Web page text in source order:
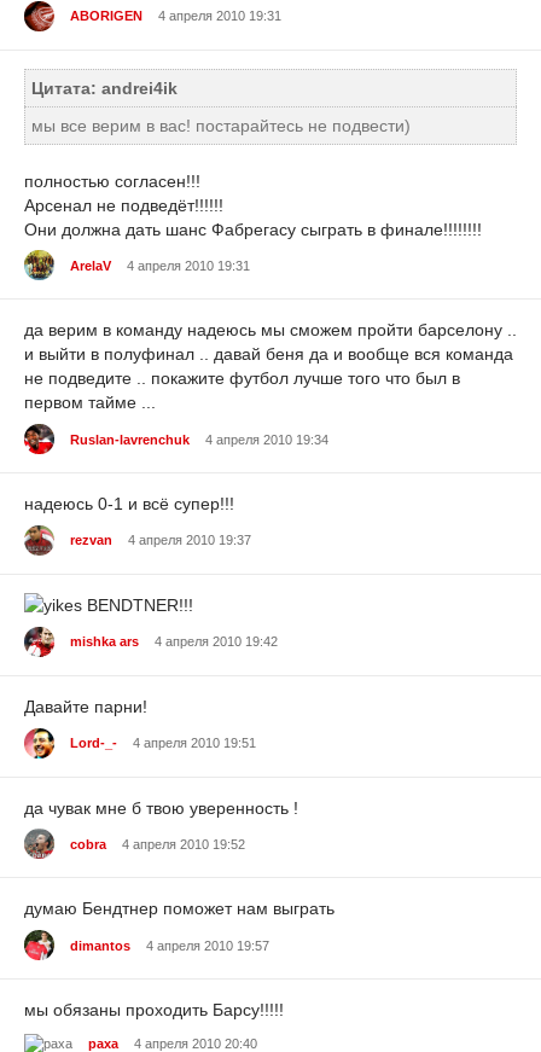
ABORIGEN 4 апреля 2010 19:31
Цитата: andrei4ik
мы все верим в вас! постарайтесь не подвести)
полностью согласен!!!
Арсенал не подведёт!!!!!!
Они должна дать шанс Фабрегасу сыграть в финале!!!!!!!!
ArelaV 4 апреля 2010 19:31
да верим в команду надеюсь мы сможем пройти барселону ..
и выйти в полуфинал .. давай беня да и вообще вся команда
не подведите .. покажите футбол лучше того что был в
первом тайме ...
Ruslan-lavrenchuk 4 апреля 2010 19:34
надеюсь 0-1 и всё супер!!!
rezvan 4 апреля 2010 19:37
BENDTNER!!!
mishka ars 4 апреля 2010 19:42
Давайте парни!
Lord-_- 4 апреля 2010 19:51
да чувак мне б твою уверенность !
cobra 4 апреля 2010 19:52
думаю Бендтнер поможет нам выграть
dimantos 4 апреля 2010 19:57
мы обязаны проходить Барсу!!!!!
paxa 4 апреля 2010 20:40